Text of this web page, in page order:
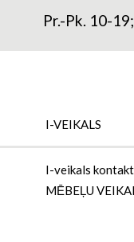
Pr.-Pk. 10-
I-VEIKALS
I-veikals
MĒBEĻU